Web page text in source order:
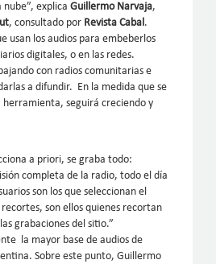
nube”, explicaGuillermo Narvaja,
, consultado por Revista Cabal.
usan los audios para embeberlos
digitales, o en las redes.
con radios comunitarias e
a difundir. En la medida que se
herramienta, seguirá creciendo y
a priori, se graba todo:
completa de la radio, todo el día
son los que seleccionan el
son ellos quienes recortan
grabaciones del sitio.”
la mayor base de audios de
Sobre este punto, Guillermo